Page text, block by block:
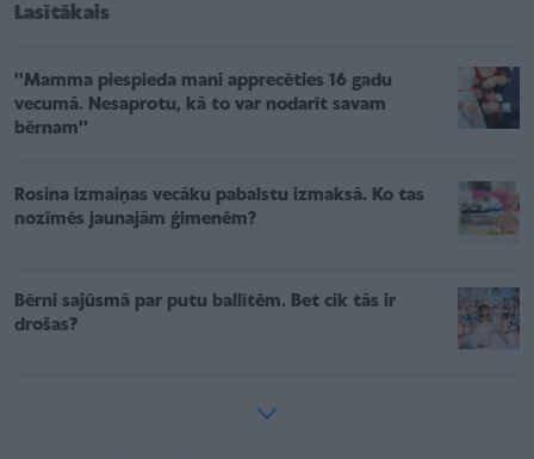
Lasītākais
''Mamma piespieda mani apprecēties 16 gadu
vecumā. Nesaprotu, kā to var nodarīt savam
bērnam''
Rosina izmaiņas vecāku pabalstu izmaksā. Ko tas
nozīmēs jaunajām ģimenēm?
Bērni sajūsmā par putu ballītēm. Bet cik tās ir
drošas?